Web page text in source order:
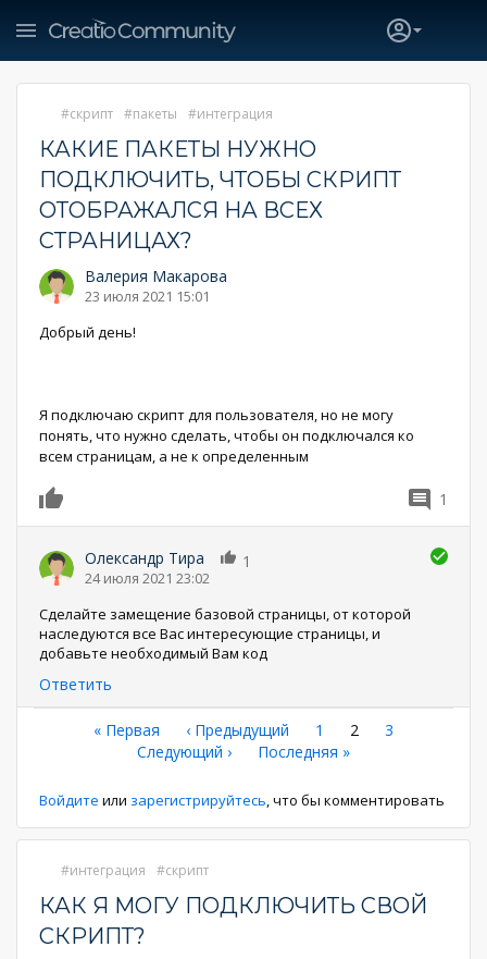
скрипт пакеты интеграция
КАКИЕ ПАКЕТЫ НУЖНО
ПОДКЛЮЧИТЬ, ЧТОБЫ СКРИПТ
ОТОБРАЖАЛСЯ НА ВСЕХ
СТРАНИЦАХ?
Валерия Макарова
23 июля 2021 15:01
Добрый день!
Я подключаю скрипт для пользователя, но не могу
понять, что нужно сделать, чтобы он подключался ко
всем страницам, а не к определенным
1
Олександр Тира
24 июля 2021 23:02
1
Сделайте замещение базовой страницы, от которой
наследуются все Вас интересующие страницы, и
добавьте необходимый Вам код
Ответить
Нумерация
страниц
Первая
страница
« Первая ←
‹ Предыдущий Страница
1
Текущая
2 Страница
3
Следующая
Следующий ›
Последняя
Последняя »
Войдите или зарегистрируйтесь, что бы комментировать
интеграция скрипт
КАК Я МОГУ ПОДКЛЮЧИТЬ СВОЙ
СКРИПТ?